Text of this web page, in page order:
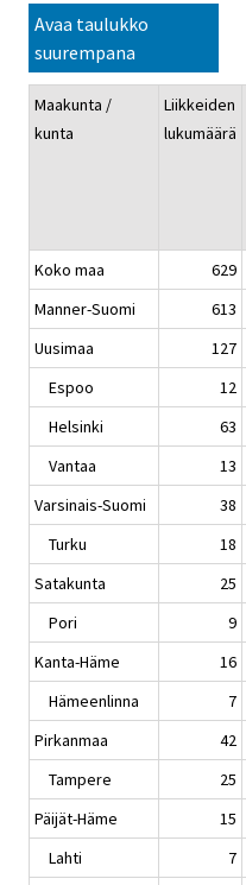
Avaa taulukko
suurempana
Maakunta /
kunta
Liikkeiden
lukumäärä
Koko maa 629
Manner-Suomi
613
Uusimaa
127
Espoo
12
Helsinki
63
Vantaa
13
Varsinais-Suomi
38
Turku
18
Satakunta
25
Pori
9
Kanta-Häme
16
Hämeenlinna
7
Pirkanmaa
42
Tampere
25
Päijät-Häme
15
Lahti
7